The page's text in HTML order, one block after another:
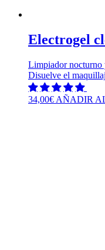
Electrogel
Limpiador nocturno
Disuelve el
34,00€ AÑADIR